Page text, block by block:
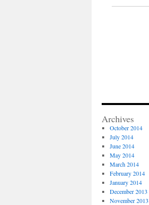
Archives
October 2014
July 2014
June 2014
May 2014
March 2014
February 2014
January 2014
December 2013
November 2013